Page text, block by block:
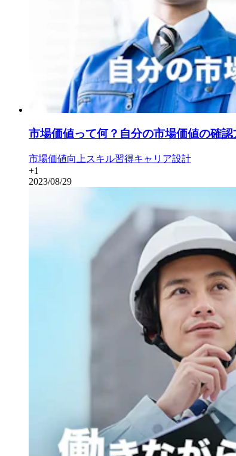
市場価値って何？自分の市場価値の確
市場価値向上 スキル習得キャリア設計
+1
2023/08/29